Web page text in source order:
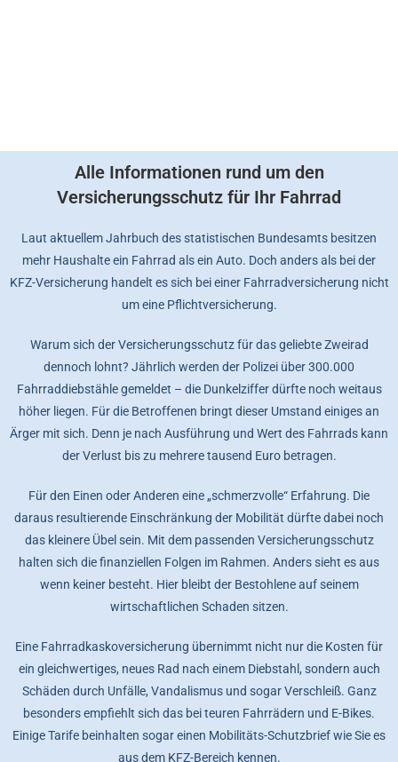
Alle Informationen rund um den
Versicherungsschutz für Ihr Fahrrad
Laut aktuellem Jahrbuch des statistischen Bundesamts besitzen
mehr Haushalte ein Fahrrad als ein Auto. Doch anders als bei der
KFZ-Versicherung handelt es sich bei einer Fahrradversicherung nicht
um eine Pflichtversicherung.
Warum sich der Versicherungsschutz für das geliebte Zweirad
dennoch lohnt? Jährlich werden der Polizei über 300.000
Fahrraddiebstähle gemeldet – die Dunkelziffer dürfte noch weitaus
höher liegen. Für die Betroffenen bringt dieser Umstand einiges an
Ärger mit sich. Denn je nach Ausführung und Wert des Fahrrads kann
der Verlust bis zu mehrere tausend Euro betragen.
Für den Einen oder Anderen eine „schmerzvolle“ Erfahrung. Die
daraus resultierende Einschränkung der Mobilität dürfte dabei noch
das kleinere Übel sein. Mit dem passenden Versicherungsschutz
halten sich die finanziellen Folgen im Rahmen. Anders sieht es aus
wenn keiner besteht. Hier bleibt der Bestohlene auf seinem
wirtschaftlichen Schaden sitzen.
Eine Fahrradkaskoversicherung übernimmt nicht nur die Kosten für
ein gleichwertiges, neues Rad nach einem Diebstahl, sondern auch
Schäden durch Unfälle, Vandalismus und sogar Verschleiß. Ganz
besonders empfiehlt sich das bei teuren Fahrrädern und E-Bikes.
Einige Tarife beinhalten sogar einen Mobilitäts-Schutzbrief wie Sie es
aus dem KFZ-Bereich kennen.